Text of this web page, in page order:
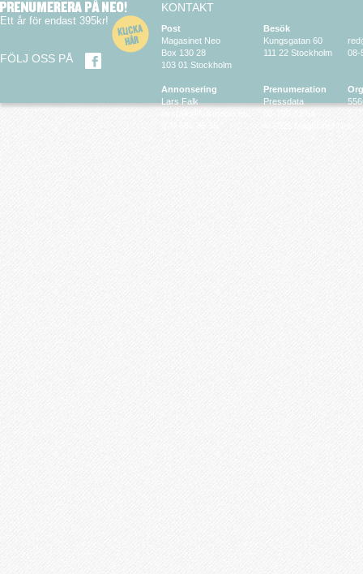
Ett år för endast 395kr!
FÖLJ OSS PÅ
KONTAKT
Post
Magasinet Neo
Box 130 28
103 01 Stockholm
Annonsering
Lars Falk
Besök
Kungsgatan 60
111 22 Stockholm
Prenumeration
Pressdata
08-